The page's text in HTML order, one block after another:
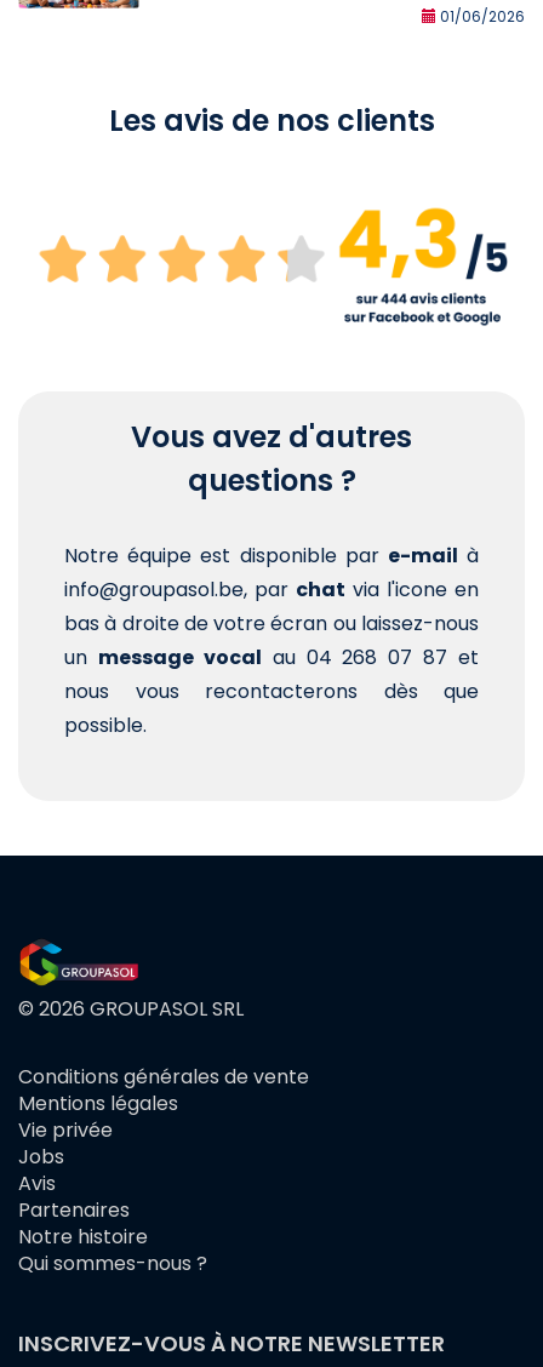
01/06/2026
Les avis de nos clients
Vous avez d'autres
questions ?
Notre équipe est disponible par e-mail à
info@groupasol.be, par chat via l'icone en
bas à droite de votre écran ou laissez-nous
un message vocal au 04 268 07 87 et
nous vous recontacterons dès que
possible.
© 2026 GROUPASOL SRL
FOOTER
MENU
Conditions générales de vente
Mentions légales
Vie privée
Jobs
Avis
Partenaires
Notre histoire
Qui sommes-nous ?
INSCRIVEZ-VOUS À NOTRE NEWSLETTER